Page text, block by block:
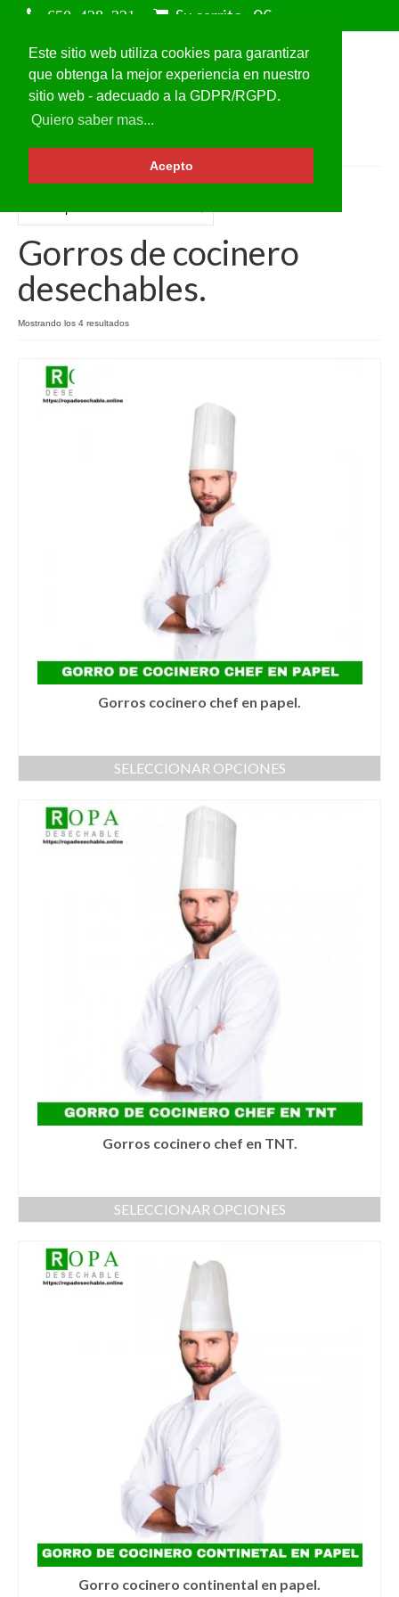
Este sitio web utiliza cookies para garantizar
que obtenga la mejor experiencia en nuestro
sitio web - adecuado a la GDPR/RGPD.
Quiero saber mas...
Acepto
Su carrito 0€
Gorros de cocinero
desechables.
Mostrando los 4 resultados
Gorros cocinero chef en papel.
SELECCIONAR OPCIONES
producto
opciones
se
pueden
elegir
página
producto
Gorros cocinero chef en TNT.
SELECCIONAR OPCIONES
tiene
múltiples
variantes.
opciones
se
pueden
elegir
página
producto
Gorro cocinero continental en papel.